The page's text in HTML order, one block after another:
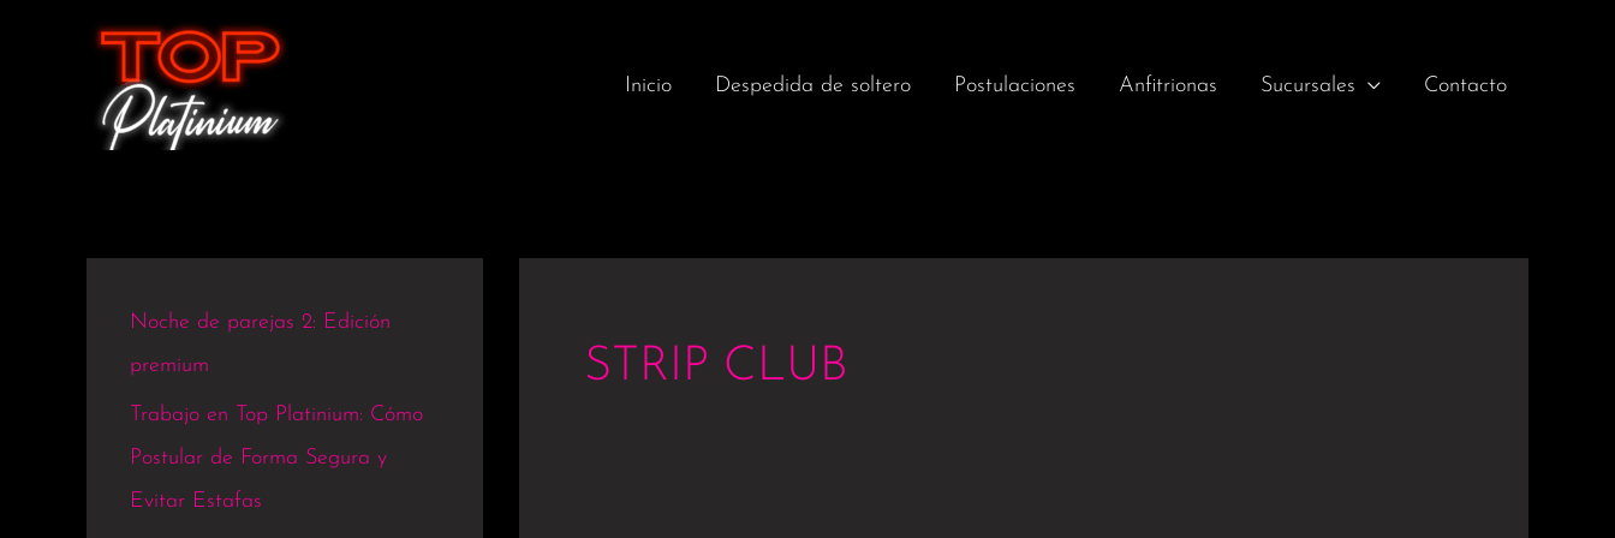
Inicio Despedida de soltero Postulaciones Anfitrionas Sucursales Contacto
Noche de parejas 2: Edición
premium
Trabajo en Top Platinium: Cómo
Postular de Forma Segura y
Evitar Estafas
STRIP CLUB